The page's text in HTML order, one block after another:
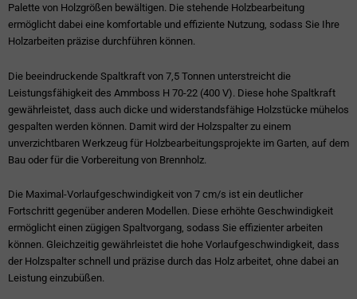
Palette von Holzgrößen bewältigen. Die stehende Holzbearbeitung
ermöglicht dabei eine komfortable und effiziente Nutzung, sodass Sie Ihre
Holzarbeiten präzise durchführen können.
Die beeindruckende Spaltkraft von 7,5 Tonnen unterstreicht die
Leistungsfähigkeit des Ammboss H 70-22 (400 V). Diese hohe Spaltkraft
gewährleistet, dass auch dicke und widerstandsfähige Holzstücke mühelos
gespalten werden können. Damit wird der Holzspalter zu einem
unverzichtbaren Werkzeug für Holzbearbeitungsprojekte im Garten, auf dem
Bau oder für die Vorbereitung von Brennholz.
Die Maximal-Vorlaufgeschwindigkeit von 7 cm/s ist ein deutlicher
Fortschritt gegenüber anderen Modellen. Diese erhöhte Geschwindigkeit
ermöglicht einen zügigen Spaltvorgang, sodass Sie effizienter arbeiten
können. Gleichzeitig gewährleistet die hohe Vorlaufgeschwindigkeit, dass
der Holzspalter schnell und präzise durch das Holz arbeitet, ohne dabei an
Leistung einzubüßen.